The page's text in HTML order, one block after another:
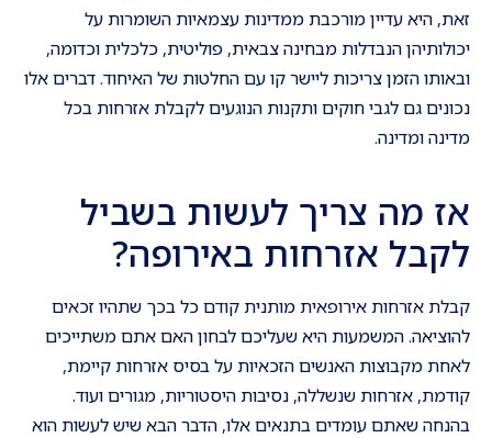
זאת, היא עדיין מורכבת ממדינות עצמאיות השומרות על
יכולותיהן הנבדלות מבחינה צבאית, פוליטית, כלכלית וכדומה,
ובאותו הזמן צריכות ליישר קו עם החלטות של האיחוד. דברים אלו
נכונים גם לגבי חוקים ותקנות הנוגעים לקבלת אזרחות בכל
מדינה ומדינה.
אז מה צריך לעשות בשביל
לקבל אזרחות באירופה?
קבלת אזרחות אירופאית מותנית קודם כל בכך שתהיו זכאים
להוציאה. המשמעות היא שעליכם לבחון האם אתם משתייכים
לאחת מקבוצות האנשים הזכאיות על בסיס אזרחות קיימת,
קודמת, אזרחות שנשללה, נסיבות היסטוריות, מגורים ועוד.
בהנחה שאתם עומדים בתנאים אלו, הדבר הבא שיש לעשות הוא